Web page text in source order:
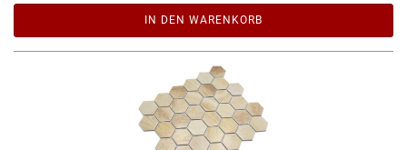
IN DEN WARENKORB